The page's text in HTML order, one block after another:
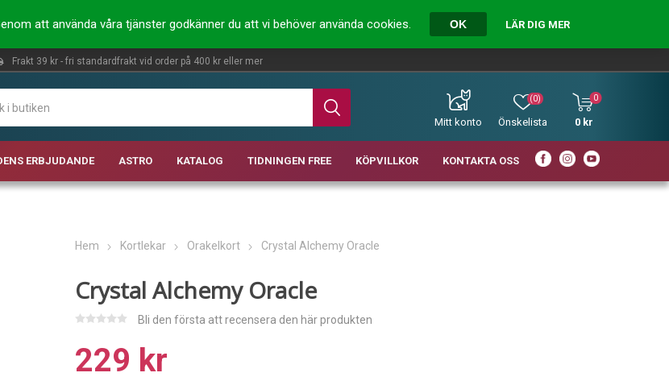
att använda våra tjänster godkänner du att vi behöver använda cookies. OK LÄR DIG MER
Frakt 39 kr - fri standardfrakt vid order på 400 kr eller mer
Mitt konto Önskelista
(0) 0
0 kr
ERBJUDANDE ASTRO KATALOG TIDNINGEN FREE KÖPVILLKOR KONTAKTA OSS
Hem Kortlekar Orakelkort Crystal Alchemy Oracle
Crystal Alchemy Oracle
Bli den första att recensera den här produkten
229 kr